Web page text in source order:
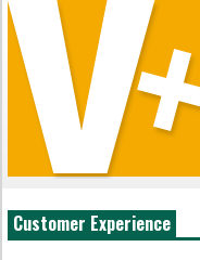
Customer Experience